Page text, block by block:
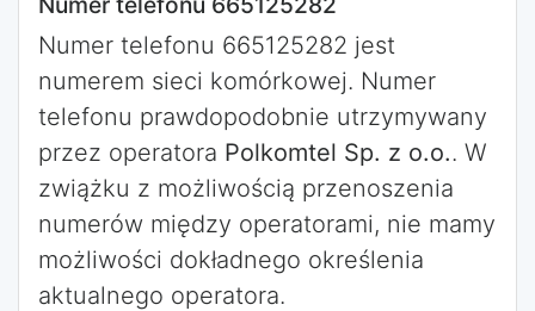
Numer telefonu 665125282 jest
numerem sieci komórkowej. Numer
telefonu prawdopodobnie utrzymywany
przez operatora Polkomtel Sp. z o.o.. W
zwiążku z możliwością przenoszenia
numerów między operatorami, nie mamy
możliwości dokładnego określenia
aktualnego operatora.